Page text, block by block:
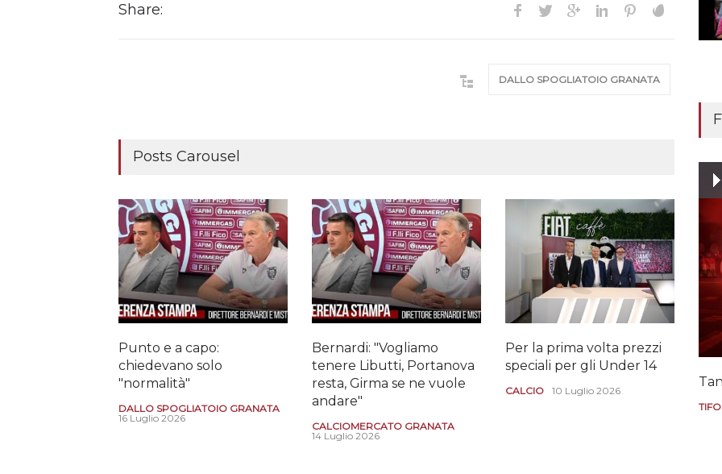
Share:
DALLO SPOGLIATOIO GRANATA
Posts Carousel
Punto e a capo:
chiedevano solo
"normalità"
DALLO SPOGLIATOIO GRANATA
16 Luglio 2026
Bernardi: "Vogliamo
tenere Libutti, Portanova
resta, Girma se ne vuole
andare"
CALCIOMERCATO GRANATA
14 Luglio 2026
Per la prima volta prezzi
speciali per gli Under 14
CALCIO 10 Luglio 2026
Il
29